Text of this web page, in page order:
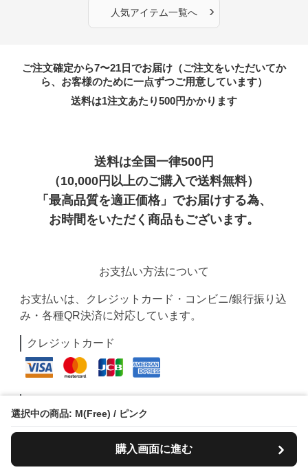
選択中の商品: M(Free) / ピンク
購入画面に進む
人気アイテム一覧へ ›
ご注文確定から7〜21日でお届け（ご注文をいただいてか
ら、お客様のために一点ずつご用意しています）
送料は1注文あたり500円かかります
送料は全国一律500円
（10,000円以上のご購入で送料無料）
「最高品質を適正価格」でお届けする為、
お時間をいただく商品もございます。
お支払い方法について
お支払いは、クレジットカード・コンビニ/銀行振り込
み・各種QR決済に対応しています。
クレジットカード